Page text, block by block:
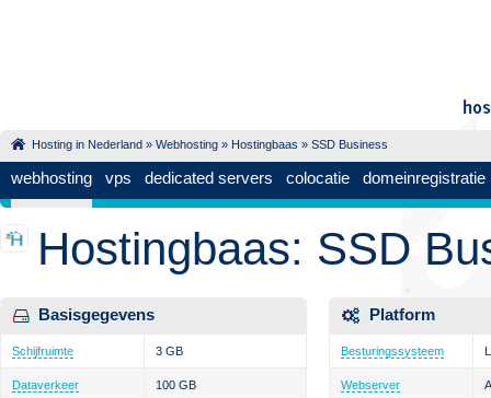
Hosting in Nederland » Webhosting » Hostingbaas » SSD Business
webhosting vps dedicated servers colocatie domeinregistratie
Hostingbaas: SSD
Basisgegevens
Schijfruimte 3 GB
Dataverkeer 100 GB
Platform
Besturingssysteem
Webserver